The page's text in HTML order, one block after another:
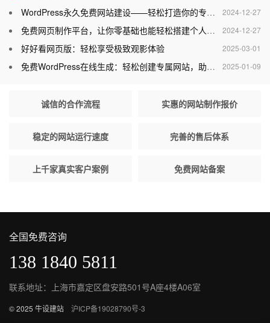
2024-12-27
WordPress永久免费网站建设——轻松打造你的专属网站
2024-12-27
免费网页制作平台，让你零基础也能轻松搭建个人网站
2025-03-01
好好看网页版：轻松享受极致观影体验
2025-01-09
免费WordPress在线生成：轻松创建专属网站，助力个人与企业腾飞
诚信的合作流程 实惠的网站制作报价
稳定的网站运行速度 完善的售后体系
上千家真实客户案例 免费网站备案
全国免费咨询
138 1840 5811
联系地址：上海市嘉定区盘安路501号A座4楼A06室
© 2025 牛设建站 沪ICP备19028790号-3